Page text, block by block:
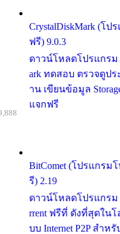
CrystalDiskMark (โป
ฟรี) 9.0.3
ดาวน์โหลดโปรแกรม
ark ทดสอบ ตรวจดูป
าน เขียนข้อมูล
แจกฟรี
BitComet (โปรแกรม
รี) 2.19
ดาวน์โหลดโปรแกรม
rrent ฟรีที่ ดังที่สุดใน
บบ Internet P2P สำ